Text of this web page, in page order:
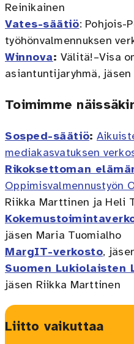
Reinikainen
Vates-säätiö: Pohjois-
työhönvalmennuksen
Winnova: Välitä!–Visa
asiantuntijaryhmä, jäsen
Toimimme
Sosped-säätiö:
mediakasvatuksen
Rikoksettoman
Oppimisvalmennustyön
Riikka Marttinen ja Heli
jäsen Maria Tuomialho
MargIT-verkosto,
Suomen Lukiolaisten
jäsen Riikka Marttinen
Liitto vaikuttaa